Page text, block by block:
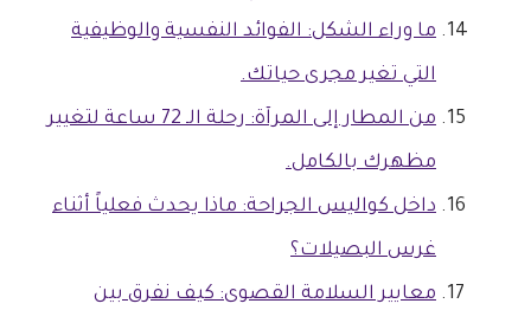
ما وراء الشكل: الفوائد النفسية والوظيفية
التي تغير مجرى حياتك.
من المطار إلى المرآة: رحلة الـ 72 ساعة لتغيير
مظهرك بالكامل.
داخل كواليس الجراحة: ماذا يحدث فعلياً أثناء
غرس البصيلات؟
معايير السلامة القصوى: كيف نفرق بين